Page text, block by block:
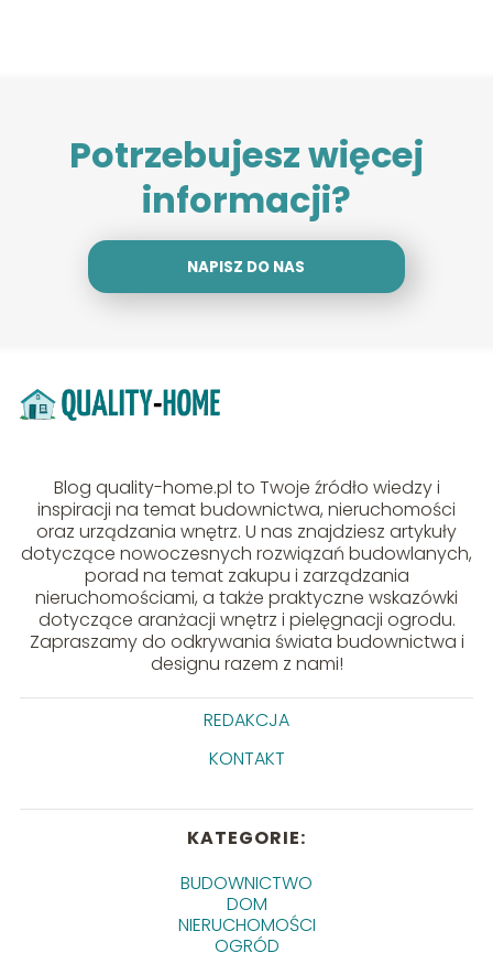
Potrzebujesz więcej
informacji?
NAPISZ DO NAS
Blog quality-home.pl to Twoje źródło wiedzy i
inspiracji na temat budownictwa, nieruchomości
oraz urządzania wnętrz. U nas znajdziesz artykuły
dotyczące nowoczesnych rozwiązań budowlanych,
porad na temat zakupu i zarządzania
nieruchomościami, a także praktyczne wskazówki
dotyczące aranżacji wnętrz i pielęgnacji ogrodu.
Zapraszamy do odkrywania świata budownictwa i
designu razem z nami!
REDAKCJA
KONTAKT
KATEGORIE:
BUDOWNICTWO
DOM
NIERUCHOMOŚCI
OGRÓD